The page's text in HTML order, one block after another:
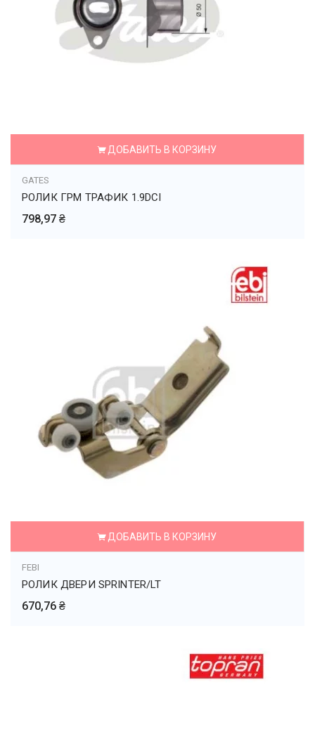
ДОБАВИТЬ В КОРЗИНУ
GATES
РОЛИК ГРМ ТРАФИК 1.9DCI
798,97 ₴
ДОБАВИТЬ В КОРЗИНУ
FEBI
РОЛИК ДВЕРИ SPRINTER/LT
670,76 ₴